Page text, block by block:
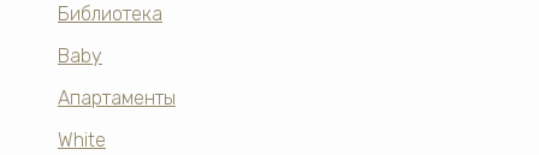
Библиотека
Baby
Апартаменты
White